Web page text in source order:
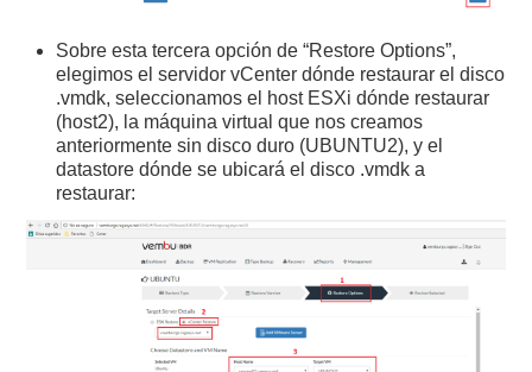
Sobre esta tercera opción de “Restore Options”,
elegimos el servidor vCenter dónde restaurar el disco
.vmdk, seleccionamos el host ESXi dónde restaurar
(host2), la máquina virtual que nos creamos
anteriormente sin disco duro (UBUNTU2), y el
datastore dónde se ubicará el disco .vmdk a
restaurar: